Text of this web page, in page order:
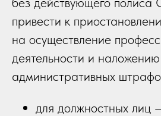
привести к
на осуществление
деятельности и наложению
административных
для должностных лиц